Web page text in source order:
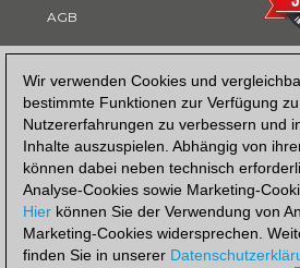
Wir verwenden Cookies und
bestimmte Funktionen zur Verfügung
Nutzererfahrungen zu verbessern und
Inhalte auszuspielen. Abhängig von
können dabei neben technisch
Analyse-Cookies sowie Marketing-
Hier können Sie der Verwendung von
Marketing-Cookies widersprechen.
finden Sie in unserer
AGB
ZAHLUNGSART